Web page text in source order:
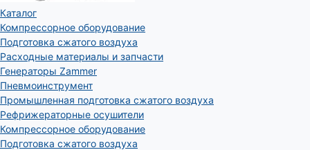
Каталог
Компрессорное оборудование
Подготовка сжатого воздуха
Расходные материалы и запчасти
Генераторы Zammer
Пневмоинструмент
Промышленная подготовка сжатого воздуха
Рефрижераторные осушители
Компрессорное оборудование
Подготовка сжатого воздуха